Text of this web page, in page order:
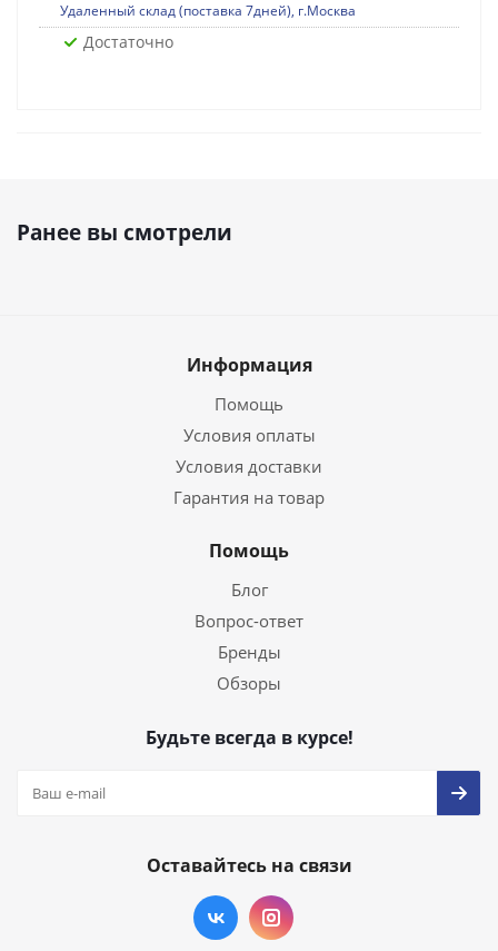
Удаленный склад (поставка 7дней), г.Москва
Достаточно
Ранее вы смотрели
Информация
Помощь
Условия оплаты
Условия доставки
Гарантия на товар
Помощь
Блог
Вопрос-ответ
Бренды
Обзоры
Будьте всегда в курсе!
Оставайтесь на связи